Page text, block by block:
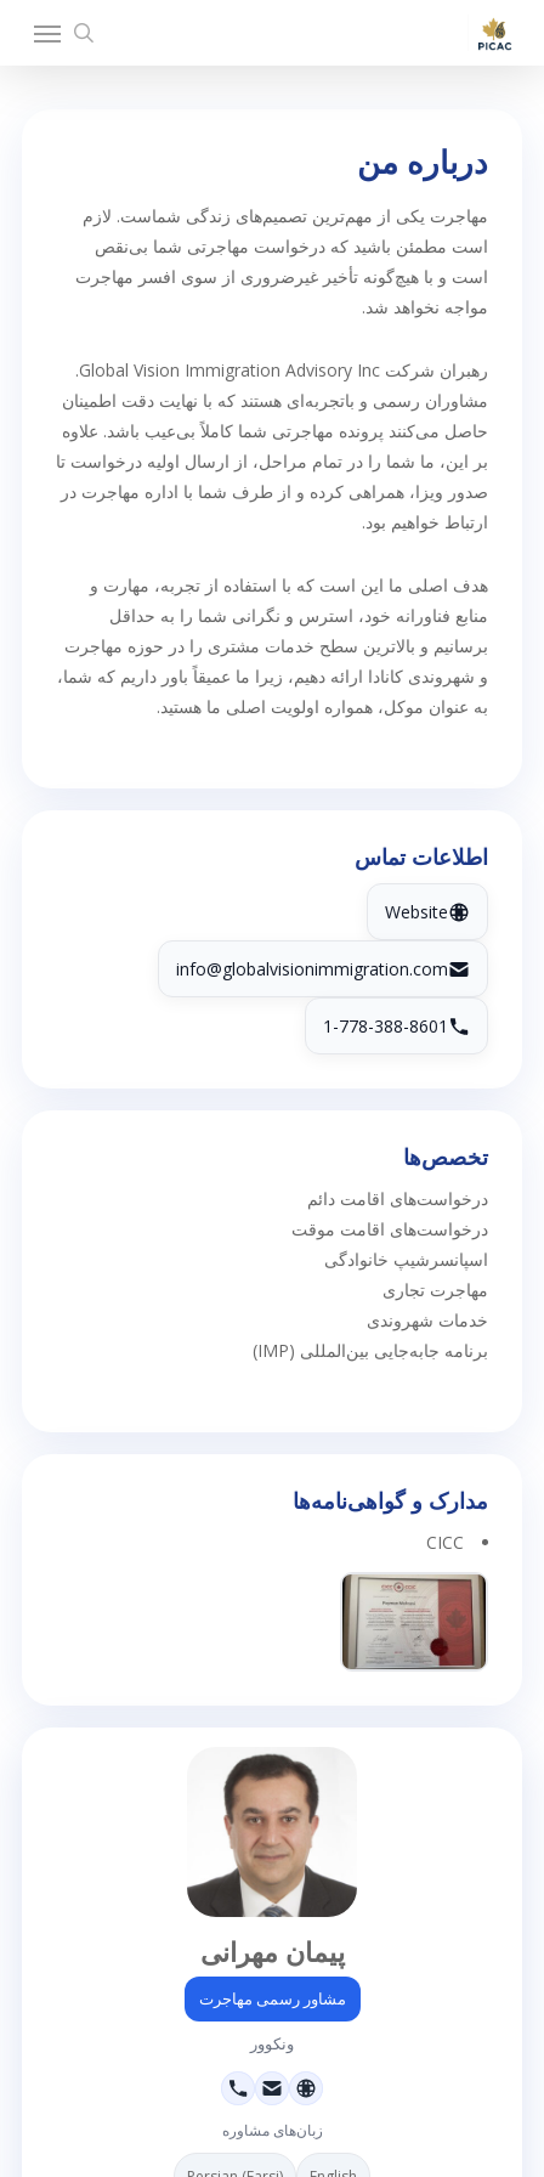
Menu
پیمان مهرانی
مشاور رسمی مهاجرت
ونکوور
زبان‌های مشاوره
درباره من
مهاجرت یکی از مهم‌ترین تصمیم‌های زندگی شماست. لازم
است مطمئن باشید که درخواست مهاجرتی شما بی‌نقص
است و با هیچ‌گونه تأخیر غیرضروری از سوی افسر مهاجرت
مواجه نخواهد شد.
رهبران شرکت Global Vision Immigration Advisory Inc.
مشاوران رسمی و باتجربه‌ای هستند که با نهایت دقت اطمینان
حاصل می‌کنند پرونده مهاجرتی شما کاملاً بی‌عیب باشد. علاوه
بر این، ما شما را در تمام مراحل، از ارسال اولیه درخواست تا
صدور ویزا، همراهی کرده و از طرف شما با اداره مهاجرت در
ارتباط خواهیم بود.
هدف اصلی ما این است که با استفاده از تجربه، مهارت و
منابع فناورانه خود، استرس و نگرانی شما را به حداقل
برسانیم و بالاترین سطح خدمات مشتری را در حوزه مهاجرت
و شهروندی کانادا ارائه دهیم، زیرا ما عمیقاً باور داریم که شما،
به عنوان موکل، همواره اولویت اصلی ما هستید.
اطلاعات تماس
Website
info@globalvisionimmigration.com
1-778-388-8601
تخصص‌ها
درخواست‌های اقامت دائم
درخواست‌های اقامت موقت
اسپانسرشیپ خانوادگی
مهاجرت تجاری
خدمات شهروندی
برنامه جابه‌جایی بین‌المللی (IMP)
مدارک و گواهی‌نامه‌ها
CICC